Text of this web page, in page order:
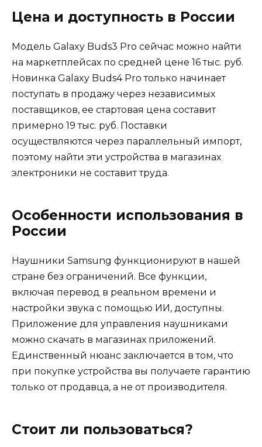
Цена и доступность в России
Модель Galaxy Buds3 Pro сейчас можно найти
на маркетплейсах по средней цене 16 тыс. руб.
Новинка Galaxy Buds4 Pro только начинает
поступать в продажу через независимых
поставщиков, ее стартовая цена составит
примерно 19 тыс. руб. Поставки
осуществляются через параллельный импорт,
поэтому найти эти устройства в магазинах
электроники не составит труда.
Особенности использования в
России
Наушники Samsung функционируют в нашей
стране без ограничений. Все функции,
включая перевод в реальном времени и
настройки звука с помощью ИИ, доступны.
Приложение для управления наушниками
можно скачать в магазинах приложений.
Единственный нюанс заключается в том, что
при покупке устройства вы получаете гарантию
только от продавца, а не от производителя.
Стоит ли пользоваться?